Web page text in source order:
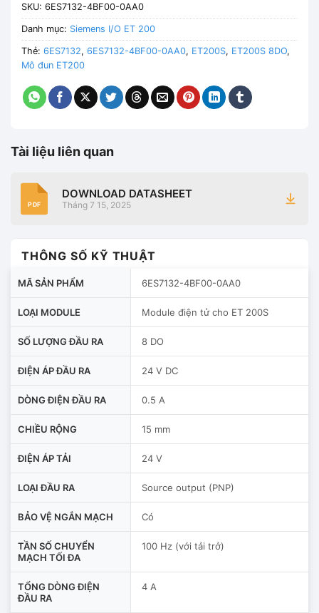
SKU: 6ES7132-4BF00-0AA0
Danh mục: Siemens I/O ET 200
Thẻ: 6ES7132, 6ES7132-4BF00-0AA0, ET200S, ET200S 8DO,
Mô đun ET200
Tài liệu liên quan
PDF
DOWNLOAD DATASHEET
Tháng 7 15, 2025
THÔNG SỐ KỸ THUẬT
MÃ SẢN PHẨM 6ES7132-4BF00-0AA0
LOẠI MODULE Module điện tử cho ET 200S
SỐ LƯỢNG ĐẦU RA 8 DO
ĐIỆN ÁP ĐẦU RA 24 V DC
DÒNG ĐIỆN ĐẦU RA 0.5 A
CHIỀU RỘNG 15 mm
ĐIỆN ÁP TẢI 24 V
LOẠI ĐẦU RA Source output (PNP)
BẢO VỆ NGẮN MẠCH Có
TẦN SỐ CHUYỂN
MẠCH TỐI ĐA
100 Hz (với tải trở)
TỔNG DÒNG ĐIỆN
ĐẦU RA
4 A